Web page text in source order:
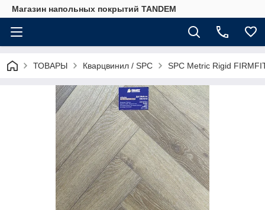
Магазин напольных покрытий TANDEM
ТОВАРЫ Кварцвинил / SPC SPC Metric Rigid